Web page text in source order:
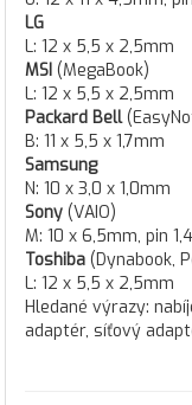
LG
L: 12 x 5,5 x 2,5mm
MSI (MegaBook)
L: 12 x 5,5 x 2,5mm
Packard Bell
B: 11 x 5,5 x 1,7mm
Samsung
N: 10 x 3,0 x 1,0mm
Sony (VAIO)
M: 10 x 6,5mm, pin
Toshiba (Dynabook,
L: 12 x 5,5 x 2,5mm
Hledané výrazy:
adaptér, síťový